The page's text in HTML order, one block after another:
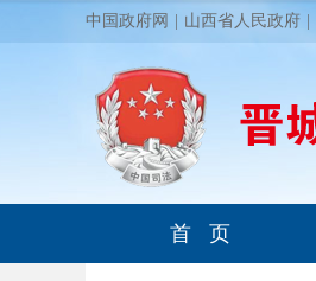
中国政府网 山西省人民政府
首 页